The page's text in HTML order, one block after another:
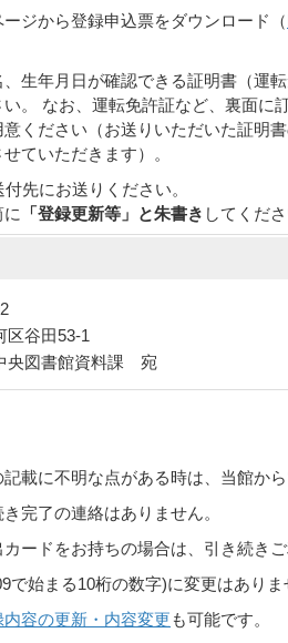
ジから登録申込票をダウンロード（
生年月日が確認できる証明書（運
い。 なお、運転免許証など、裏面に
意ください（お送りいただいた証明
ていただきます）。
先にお送りください。
「登録更新等」 と朱書き してくださ
区谷田53-1
央図書館資料課 宛
載に不明な点がある時は、当館から
完了の連絡はありません。
ードをお持ちの場合は、引き続きご
で始まる10桁の数字)に変更はありま
容の更新・内容変更 も可能です。